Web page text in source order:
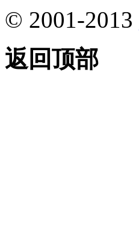
© 2001-2013
返回顶部